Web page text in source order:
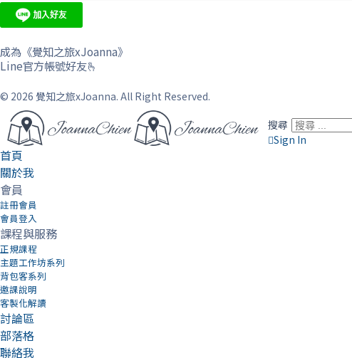
成為《覺知之旅xJoanna》
Line官方帳號好友🫰
© 2026 覺知之旅xJoanna. All Right Reserved.
搜尋
Sign In
首頁
關於我
會員
註冊會員
會員登入
課程與服務
正規課程
主題工作坊系列
背包客系列
邀課說明
客製化解讀
討論區
部落格
聯絡我